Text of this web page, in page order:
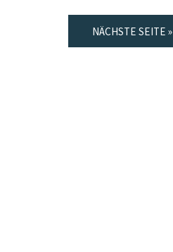
NÄCHSTE SEITE »